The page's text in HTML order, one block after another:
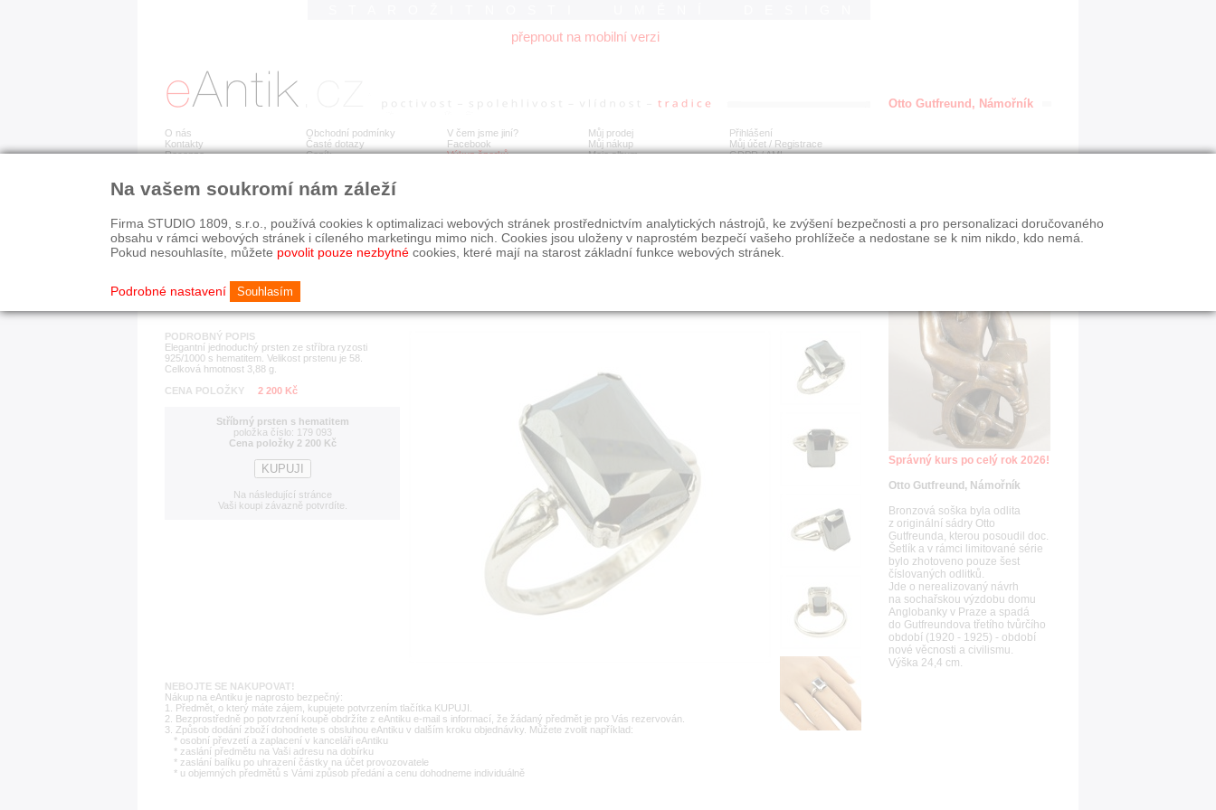
přepnout na mobilní verzi
O nás
Kontakty
Recenze
Obchodní podmínky
Časté dotazy
Ceník
V čem jsme jiní?
Facebook
Výkup šperků
Můj prodej
Můj nákup
Moje album
Přihlášení
Můj účet / Registrace
GDPR/AML
Detail položky č. 179 093 Stříbrný prsten s hematitem
PODROBNÝ POPIS
Elegantní jednoduchý prsten ze stříbra ryzosti
925/1000 s hematitem. Velikost prstenu je 58.
Celková hmotnost 3,88 g.
CENA POLOŽKY
2 200 Kč
Stříbrný prsten s hematitem
položka číslo: 179 093
Cena položky 2 200 Kč
Na následující stránce
Vaši koupi závazně potvrdíte.
NEBOJTE SE NAKUPOVAT!
Nákup na eAntiku je naprosto bezpečný:
1. Předmět, o který máte zájem, kupujete potvrzením tlačítka KUPUJI.
2. Bezprostředně po potvrzení koupě obdržíte z eAntiku e-mail s informací, že žádaný předmět je pro Vás rezervován.
3. Způsob dodání zboží dohodnete s obsluhou eAntiku v dalším kroku objednávky. Můžete zvolit například:
* osobní převzetí a zaplacení v kanceláři eAntiku
* zaslání předmětu na Vaši adresu na dobírku
* zaslání balíku po uhrazení částky na účet provozovatele
* u objemných předmětů s Vámi způsob předání a cenu dohodneme individuálně
Otto Gutfreund, Námořník
Správný kurs po celý rok 2026!
Otto Gutfreund, Námořník
Bronzová soška byla odlita
z originální sádry Otto
Gutfreunda, kterou posoudil doc.
Šetlík a v rámci limitované série
bylo zhotoveno pouze šest
číslovaných odlitků.
Jde o nerealizovaný návrh
na sochařskou výzdobu domu
Anglobanky v Praze a spadá
do Gutfreundova třetího tvůrčího
období (1920 - 1925) - období
nové věcnosti a civilismu.
Výška 24,4 cm.
Na vašem soukromí nám záleží
Firma STUDIO 1809, s.r.o., používá cookies k optimalizaci webových stránek prostřednictvím analytických nástrojů, ke zvýšení bezpečnosti a pro personalizaci doručovaného
obsahu v rámci webových stránek i cíleného marketingu mimo nich. Cookies jsou uloženy v naprostém bezpečí vašeho prohlížeče a nedostane se k nim nikdo, kdo nemá.
Pokud nesouhlasíte, můžete povolit pouze nezbytné cookies, které mají na starost základní funkce webových stránek.
Podrobné nastavení Souhlasím